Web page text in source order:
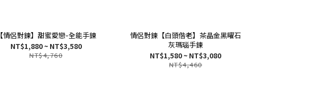
【情侶對鍊】甜蜜愛戀-全能手鍊
NT$1,880 ~ NT$3,580
NT$4,760
情侶對鍊【白頭偕老】茶晶金黑曜石
灰瑪瑙手鍊
NT$1,580 ~ NT$3,080
NT$4,460